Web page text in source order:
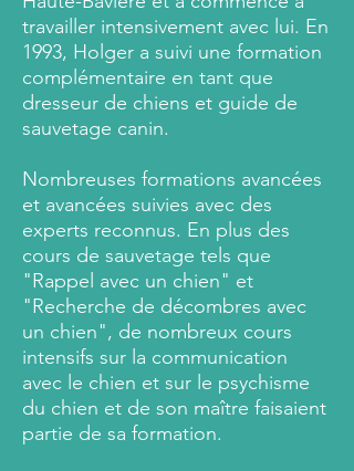
travailler intensivement avec lui. En
1993, Holger a suivi une formation
complémentaire en tant que
dresseur de chiens et guide de
sauvetage canin.
Nombreuses formations avancées
et avancées suivies avec des
experts reconnus. En plus des
cours de sauvetage tels que
"Rappel avec un chien" et
"Recherche de décombres avec
un chien", de nombreux cours
intensifs sur la communication
avec le chien et sur le psychisme
du chien et de son maître faisaient
partie de sa formation.